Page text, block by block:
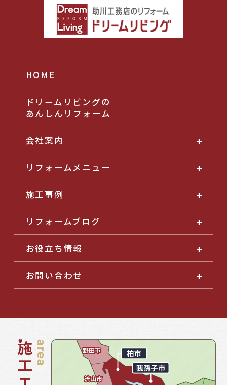
HOME
ドリームリビングの
あんしんリフォーム
会社案内
リフォームメニュー
施工事例
リフォームブログ
お役立ち情報
お問い合わせ